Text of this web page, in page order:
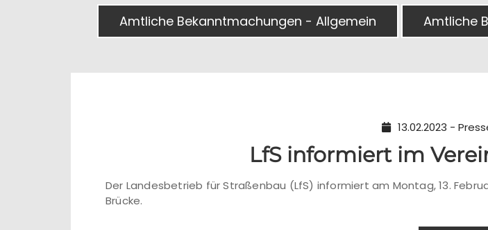
Amtliche Bekanntmachungen - Allgemein Amtliche
13.02.2023 -
LfS informiert im
Der Landesbetrieb für Straßenbau (LfS) informiert am Montag, 13.
Brücke.